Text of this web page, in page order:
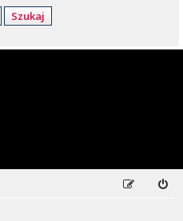
Szukaj